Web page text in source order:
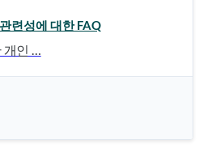
련성에 대한 FAQ
개인 …